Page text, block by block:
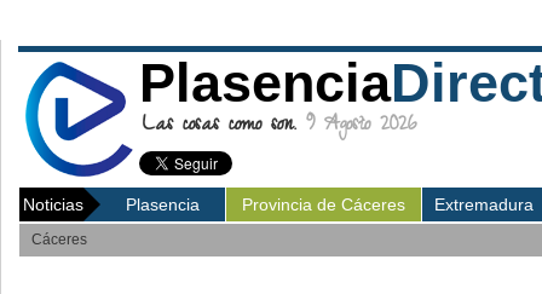
Plasencia
Las cosas como son. 9 Agosto 2026
Noticias Plasencia Provincia de Cáceres Extremadura
Cáceres